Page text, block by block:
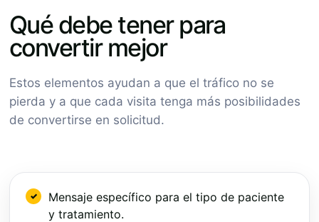
Qué debe tener para
convertir mejor
Estos elementos ayudan a que el tráfico no se
pierda y a que cada visita tenga más posibilidades
de convertirse en solicitud.
Mensaje específico para el tipo de paciente
y tratamiento.